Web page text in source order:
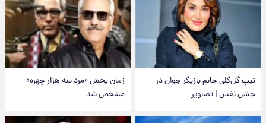
تیپ گل‌گلی خانم بازیگر جوان در
جشن نفس | تصاویر
زمان پخش «مرد سه هزار چهره»
مشخص شد